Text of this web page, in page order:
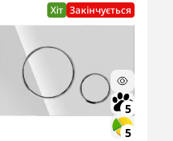
Хіт Закінчується
5
5